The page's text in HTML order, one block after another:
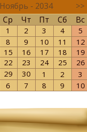
Ноябрь - 2034
>>
Ср Чт Пт Сб Вс
1 2 3 4
5
8 9 10 11
12
15 16 17 18
19
22 23 24 25
26
29 30 1 2
3
6 7 8 9 10